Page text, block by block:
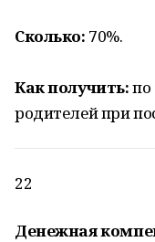
Сколько: 70%.
Как получить:по
родителей при
22
Денежная